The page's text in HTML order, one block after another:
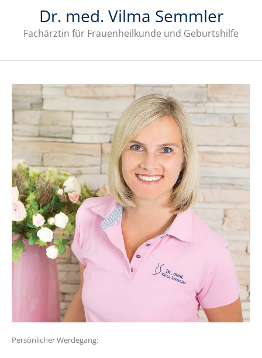
Dr. med. Vilma Semmler
Fachärztin für Frauenheilkunde und Geburtshilfe
Persönlicher Werdegang: